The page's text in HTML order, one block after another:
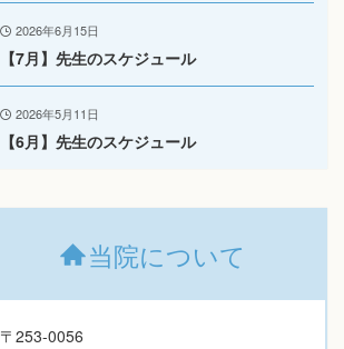
2026年6月15日
【7月】先生のスケジュール
2026年5月11日
【6月】先生のスケジュール
当院について
〒253-0056